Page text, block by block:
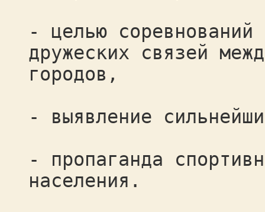
- целью соревнований
дружеских связей
городов,
- выявление
- пропаганда
населения.